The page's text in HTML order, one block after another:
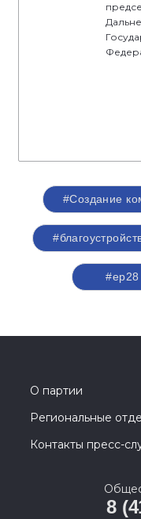
#Создание
#ер28
О партии
Региональные
Контакты пресс-
8